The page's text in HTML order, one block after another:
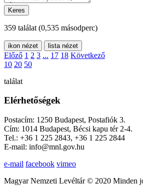
Keres
359 találat (0,535 másodperc)
ikon nézet lista nézet
Előző 1 2 3 ... 17 18 Következő
10 20 50
találat
Elérhetőségek
Postacím: 1250 Budapest, Postafiók 3.
Cím: 1014 Budapest, Bécsi kapu tér 2-4.
Tel.: +36 1 225 2843, +36 1 225 2844
E-mail: info@mnl.gov.hu
e-mail facebook vimeo
Magyar Nemzeti Levéltár © 2020 Minden